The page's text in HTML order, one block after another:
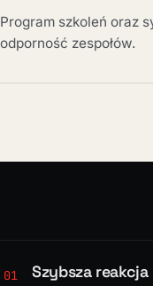
Program szkoleń oraz
odporność zespołów.
01 Szybsza reakcja